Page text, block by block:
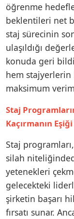
öğrenme
beklentileri net
staj sürecinin
ulaşıldığı
konuda geri
hem
maksimum
Staj
Kaçırmanın
Staj
silah
yetenekleri
gelecekteki
şirketin başarı
fırsatı sunar.